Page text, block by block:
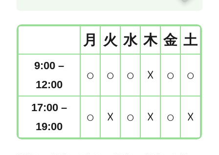
月 火 水 木 金 土
9:00 –
12:00
○ ○ ○ ☓ ○ ○
17:00 –
19:00
○ ☓ ○ ☓ ○ ☓